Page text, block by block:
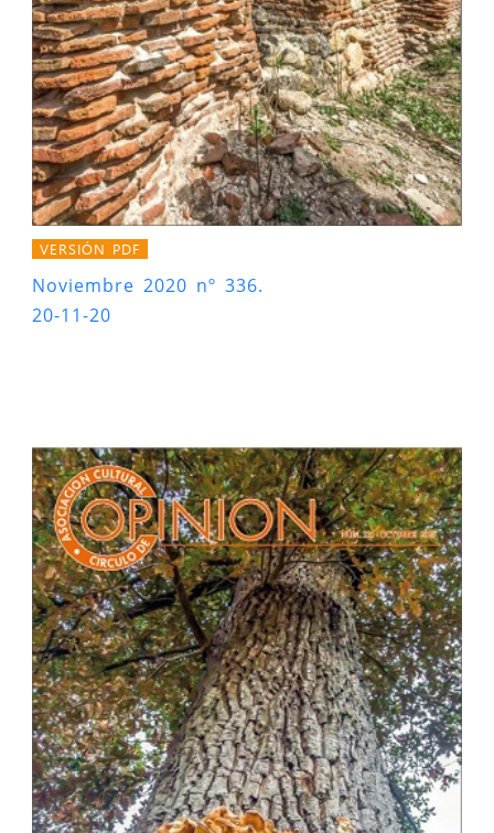
VERSIÓN PDF
Noviembre 2020 nº 336.
20-11-20